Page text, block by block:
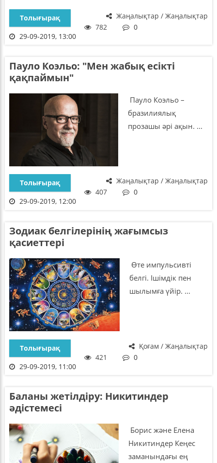
Жаңалықтар / Жаңалықтар
Толығырақ
782
0
29-09-2019, 13:00
Пауло Коэльо: "Мен жабық есікті
қақпаймын"
Пауло Коэльо –
бразилиялық
прозашы әрі ақын. ...
Жаңалықтар / Жаңалықтар
Толығырақ
407
0
29-09-2019, 12:00
Зодиак белгілерінің жағымсыз
қасиеттері
Өте импульсивті
белгі. Ішімдік пен
шылымға үйір. ...
Қоғам / Жаңалықтар
Толығырақ
421
0
29-09-2019, 11:00
Баланы жетілдіру: Никитиндер
әдістемесі
Борис және Елена
Никитиндер Кеңес
заманындағы ең